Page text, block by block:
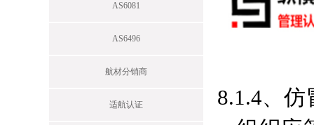
AS6081
AS6496
航材分销商
适航认证
8.1.4、仿